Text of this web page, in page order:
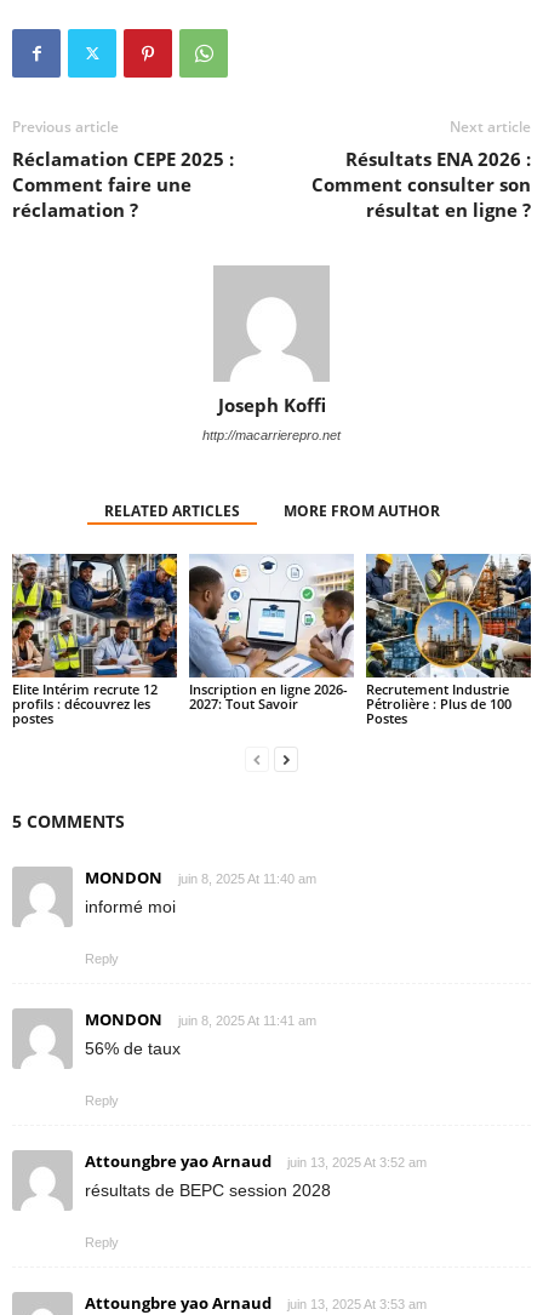
Previous article
Réclamation CEPE 2025 :
Comment faire une
réclamation ?
Next article
Résultats ENA 2026 :
Comment consulter son
résultat en ligne ?
Joseph Koffi
http://macarrierepro.net
RELATED ARTICLES MORE FROM AUTHOR
Elite Intérim recrute 12
profils : découvrez les
postes
Inscription en ligne 2026-
2027: Tout Savoir
Recrutement Industrie
Pétrolière : Plus de 100
Postes
5 COMMENTS
MONDON juin 8, 2025 At 11:40 am
informé moi
Reply
MONDON juin 8, 2025 At 11:41 am
56% de taux
Reply
Attoungbre yao Arnaud juin 13, 2025 At 3:52 am
résultats de BEPC session 2028
Reply
Attoungbre yao Arnaud juin 13, 2025 At 3:53 am